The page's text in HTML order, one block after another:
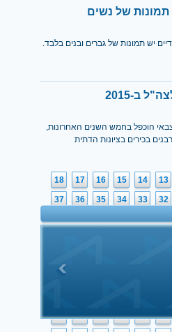
של נשים
יש תמונות של גברים ובנים בלבד.
הוכפל בחמש השנים האחרונות,
בכירים בציונות הדתית
13
14
15
16
17
18
32
33
34
35
36
37
146
147
148
149
150
151